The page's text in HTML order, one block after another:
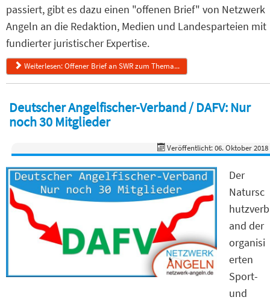
passiert, gibt es dazu einen "offenen Brief" von Netzwerk
Angeln an die Redaktion, Medien und Landesparteien mit
fundierter juristischer Expertise.
Weiterlesen: Offener Brief an SWR zum Thema...
Deutscher Angelfischer-Verband / DAFV: Nur
noch 30 Mitglieder
Veröffentlicht: 06. Oktober 2018
Der
Natursc
hutzverb
and der
organisi
erten
Sport-
und